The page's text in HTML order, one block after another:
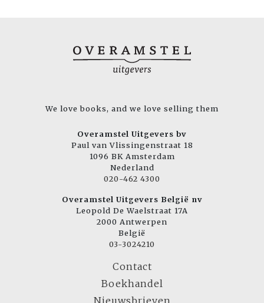
We love books, and we love selling them
Overamstel Uitgevers bv
Paul van Vlissingenstraat 18
1096 BK Amsterdam
Nederland
020-462 4300
Overamstel Uitgevers België nv
Leopold De Waelstraat 17A
2000 Antwerpen
België
03-3024210
Contact
Boekhandel
Nieuwsbrieven